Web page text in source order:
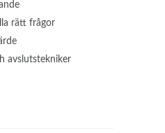
rätt frågor
avslutstekniker